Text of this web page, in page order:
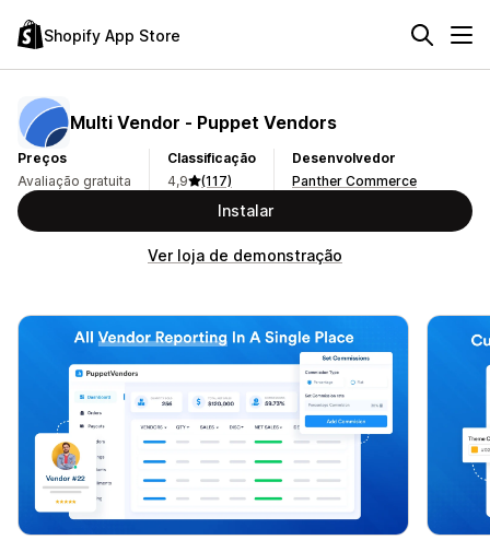
Shopify App Store
Multi Vendor ‑ Puppet Vendors
Preços
Avaliação gratuita
Classificação
4,9
(117)
Desenvolvedor
Panther Commerce
Instalar
Ver loja de demonstração